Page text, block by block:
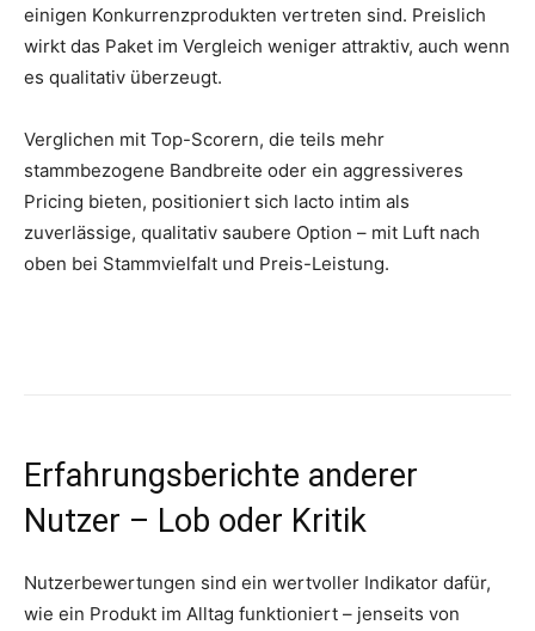
einigen Konkurrenzprodukten vertreten sind. Preislich
wirkt das Paket im Vergleich weniger attraktiv, auch wenn
es qualitativ überzeugt.
Verglichen mit Top-Scorern, die teils mehr
stammbezogene Bandbreite oder ein aggressiveres
Pricing bieten, positioniert sich lacto intim als
zuverlässige, qualitativ saubere Option – mit Luft nach
oben bei Stammvielfalt und Preis-Leistung.
Erfahrungsberichte anderer
Nutzer – Lob oder Kritik
Nutzerbewertungen sind ein wertvoller Indikator dafür,
wie ein Produkt im Alltag funktioniert – jenseits von